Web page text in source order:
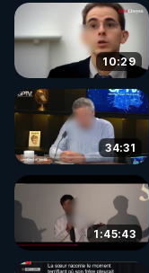
▶ 30 jours gratuit
de bien-être
Rendez-vous sur
le code :
10:29
34:31
1:45:43